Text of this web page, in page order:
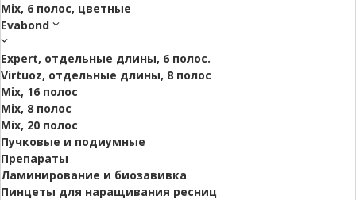
Mix, 6 полос, цветные
Evabond
Expert, отдельные длины, 6 полос.
Virtuoz, отдельные длины, 8 полос
Mix, 16 полос
Mix, 8 полос
Mix, 20 полос
Пучковые и подиумные
Препараты
Ламинирование и биозавивка
Пинцеты для наращивания ресниц